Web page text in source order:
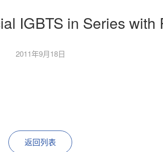
IGBTS in Series with
2011年9月18日
返回列表